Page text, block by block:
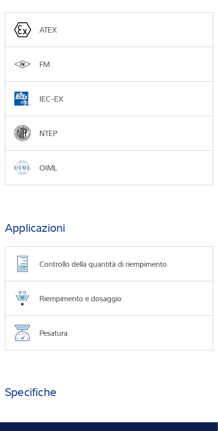
ATEX
FM
IEC-EX
NTEP
OIML
Applicazioni
Controllo della quantità di riempimento
Riempimento e dosaggio
Pesatura
Specifiche